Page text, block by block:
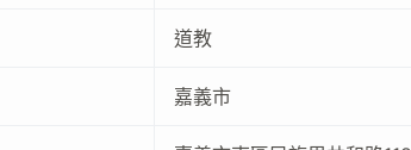
道教
嘉義市